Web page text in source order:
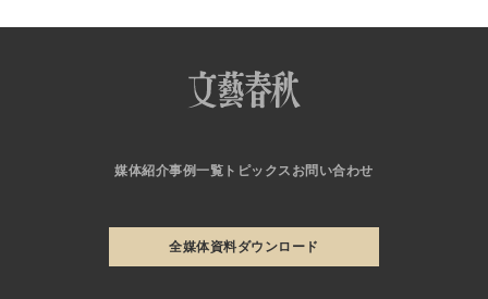
媒体紹介事例一覧 トピックス お問い合わせ
全媒体資料ダウンロード